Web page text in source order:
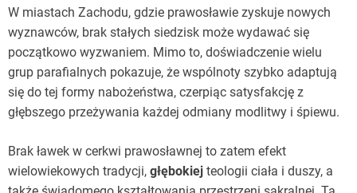
W miastach Zachodu, gdzie prawosławie zyskuje nowych
wyznawców, brak stałych siedzisk może wydawać się
początkowo wyzwaniem. Mimo to, doświadczenie wielu
grup parafialnych pokazuje, że wspólnoty szybko adaptują
się do tej formy nabożeństwa, czerpiąc satysfakcję z
głębszego przeżywania każdej odmiany modlitwy i śpiewu.
Brak ławek w cerkwi prawosławnej to zatem efekt
wielowiekowych tradycji, głębokiej teologii ciała i duszy, a